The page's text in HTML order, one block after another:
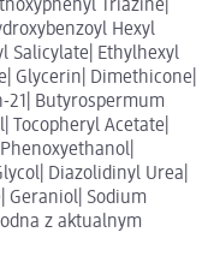
Triazine|
Hexyl
Salicylate| Ethylhexyl
Glycerin| Dimethicone|
21| Butyrospermum
Tocopheryl Acetate|
Diazolidinyl Urea|
Geraniol| Sodium
z aktualnym